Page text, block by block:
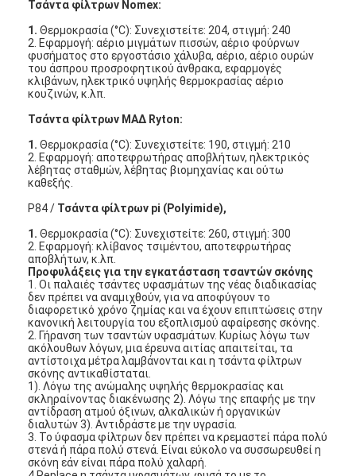
Σχετικά με εμάς
Επισκεψή εργοστασίου
Έλεγχος ποιότητας
Επικοινωνήστε μαζί μας
Ειδήσεις
Μιλήστε τώρα.
Φίλτρο αέρα που κατασκευάζει τη μηχανή
Μηχανή κατασκευής φίλτρων αέρα
Φίλτρο τσεπών που κατασκευάζει τη μηχανή
Αυτόματη μηχανή καρφώματος
Ημι αυτόματη μηχανή καρφώματος
Οξυγονοκολλητής πλαισίων
Φίλτρα Hepa κλιματισμού
Τσάντα φίλτρων Nomex:
1.Θερμοκρασία (°C): Συνεχιστείτε: 204, στιγμή: 240
2. Εφαρμογή: αέριο μιγμάτων πισσών, αέριο φούρνων
φυσήματος στο εργοστάσιο χάλυβα, αέριο, αέριο ουρών
του άσπρου προσροφητικού άνθρακα, εφαρμογές
κλιβάνων, ηλεκτρικό υψηλής θερμοκρασίας αέριο
κουζινών, κ.λπ.
Τσάντα φίλτρων ΜΑΔ Ryton:
1.Θερμοκρασία (°C): Συνεχιστείτε: 190, στιγμή: 210
2. Εφαρμογή: αποτεφρωτήρας αποβλήτων, ηλεκτρικός
λέβητας σταθμών, λέβητας βιομηχανίας και ούτω
καθεξής.
P84 / Τσάντα φίλτρων pi (Polyimide),
1.Θερμοκρασία (°C): Συνεχιστείτε: 260, στιγμή: 300
2. Εφαρμογή: κλίβανος τσιμέντου, αποτεφρωτήρας
αποβλήτων, κ.λπ.
Προφυλάξεις για την εγκατάσταση τσαντών σκόνης
1. Οι παλαιές τσάντες υφασμάτων της νέας διαδικασίας
δεν πρέπει να αναμιχθούν, για να αποφύγουν το
διαφορετικό χρόνο ζημίας και να έχουν επιπτώσεις στην
κανονική λειτουργία του εξοπλισμού αφαίρεσης σκόνης.
2. Γήρανση των τσαντών υφασμάτων. Κυρίως λόγω των
ακόλουθων λόγων, μια έρευνα αιτίας απαιτείται, τα
αντίστοιχα μέτρα λαμβάνονται και η τσάντα φίλτρων
σκόνης αντικαθίσταται.
1). Λόγω της ανώμαλης υψηλής θερμοκρασίας και
σκληραίνοντας διακένωσης 2). Λόγω της επαφής με την
αντίδραση ατμού όξινων, αλκαλικών ή οργανικών
διαλυτών 3). Αντιδράστε με την υγρασία.
3. Το ύφασμα φίλτρων δεν πρέπει να κρεμαστεί πάρα πολύ
στενά ή πάρα πολύ στενά. Είναι εύκολο να συσσωρευθεί η
σκόνη εάν είναι πάρα πολύ χαλαρή.